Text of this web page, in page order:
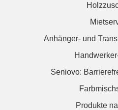
Anhänger- und
Seniovo:
Produkte